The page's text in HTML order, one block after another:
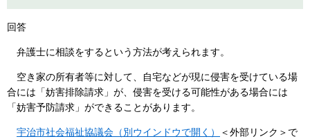
回答
弁護士に相談をするという方法が考えられます。
空き家の所有者等に対して、自宅などが現に侵害を受けている場
合には「妨害排除請求」が、侵害を受ける可能性がある場合には
「妨害予防請求」ができることがあります。
宇治市社会福祉協議会（別ウインドウで開く） ＜外部リンク＞ で